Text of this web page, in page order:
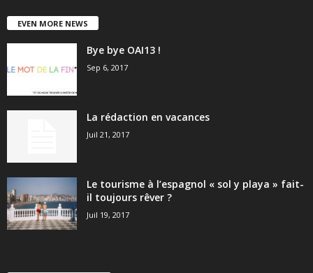
EVEN MORE NEWS
Bye bye OAI13 !
Sep 6, 2017
La rédaction en vacances
Juil 21, 2017
Le tourisme à l’espagnol « sol y playa » fait-
il toujours rêver ?
Juil 19, 2017